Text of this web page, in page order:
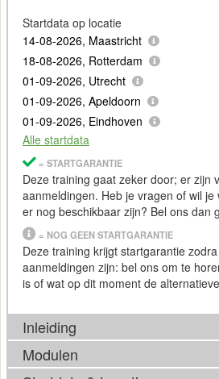
Startdata op locatie
14-08-2026, Maastricht
18-08-2026, Rotterdam
01-09-2026, Utrecht
01-09-2026, Apeldoorn
01-09-2026, Eindhoven
Alle startdata
= STARTGARANTIE
Deze training gaat zeker door; er zijn
aanmeldingen. Heb je vragen of wil
er nog beschikbaar zijn? Bel ons dan
= NOG GEEN STARTGARANTIE
Deze training krijgt startgarantie
aanmeldingen zijn: bel ons om te
is of wat op dit moment de
Inleiding
Functioneel beheer speelt een
Modulen